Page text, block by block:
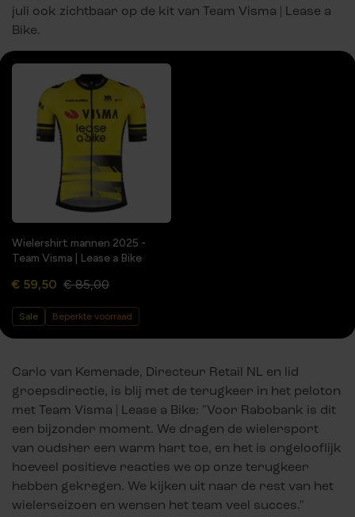
juli ook zichtbaar op de kit van Team Visma | Lease a
Bike.
Wielershirt mannen 2025 -
Team Visma | Lease a Bike
€ 59,50 € 85,00
Sale Beperkte voorraad
Carlo van Kemenade, Directeur Retail NL en lid
groepsdirectie, is blij met de terugkeer in het peloton
met Team Visma | Lease a Bike: "Voor Rabobank is dit
een bijzonder moment. We dragen de wielersport
van oudsher een warm hart toe, en het is ongelooflijk
hoeveel positieve reacties we op onze terugkeer
hebben gekregen. We kijken uit naar de rest van het
wielerseizoen en wensen het team veel succes."